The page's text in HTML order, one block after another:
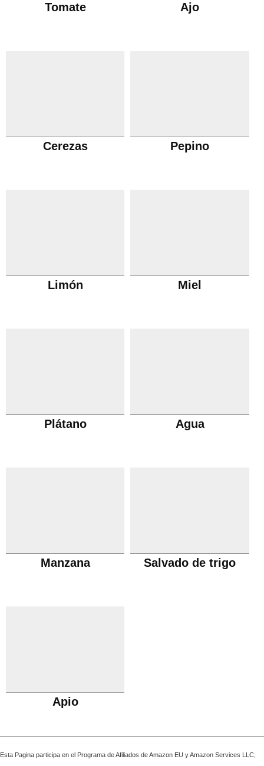
Tomate Ajo
Cerezas Pepino
Limón Miel
Plátano Agua
Manzana Salvado de trigo
Apio
Esta Pagina participa en el Programa de Afiliados de Amazon EU y Amazon Services LLC,